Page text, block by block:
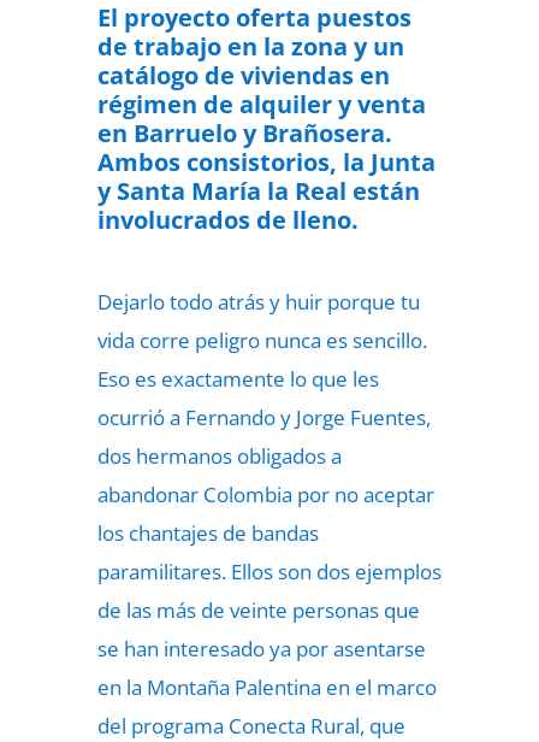
El proyecto oferta puestos
de trabajo en la zona y un
catálogo de viviendas en
régimen de alquiler y venta
en Barruelo y Brañosera.
Ambos consistorios, la Junta
y Santa María la Real están
involucrados de lleno.
Dejarlo todo atrás y huir porque tu
vida corre peligro nunca es sencillo.
Eso es exactamente lo que les
ocurrió a Fernando y Jorge Fuentes,
dos hermanos obligados a
abandonar Colombia por no aceptar
los chantajes de bandas
paramilitares. Ellos son dos ejemplos
de las más de veinte personas que
se han interesado ya por asentarse
en la Montaña Palentina en el marco
del programa Conecta Rural, que